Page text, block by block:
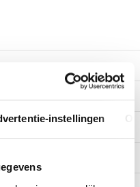
instellingen